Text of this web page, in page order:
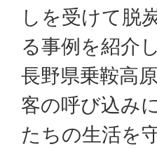
しを受けて脱
る事例を紹介
長野県乗鞍高
客の呼び込み
たちの生活を